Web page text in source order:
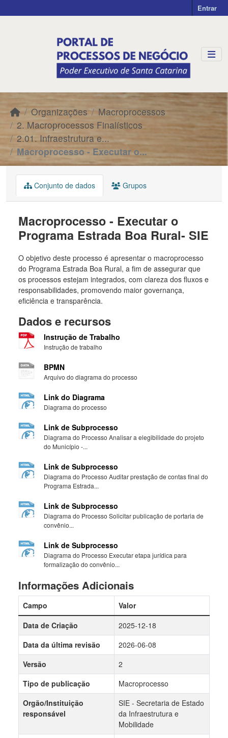
Entrar
Organizações
Macroprocessos
2. Macroprocessos Finalísticos
2.01. Infraestrutura e...
Macroprocesso - Executar o...
Conjunto de dados Grupos
Macroprocesso - Executar o
Programa Estrada Boa Rural- SIE
O objetivo deste processo é apresentar o macroprocesso
do Programa Estrada Boa Rural, a fim de assegurar que
os processos estejam integrados, com clareza dos fluxos e
responsabilidades, promovendo maior governança,
eficiência e transparência.
Dados e recursos
Instrução de Trabalho
Instrução de trabalho
BPMN
Arquivo do diagrama do processo
Link do Diagrama
Diagrama do processo
Link de Subprocesso
Diagrama do Processo Analisar a elegibilidade do projeto
do Município -...
Link de Subprocesso
Diagrama do Processo Auditar prestação de contas final do
Programa Estrada...
Link de Subprocesso
Diagrama do Processo Solicitar publicação de portaria de
convênio...
Link de Subprocesso
Diagrama do Processo Executar etapa jurídica para
formalização do convênio...
Informações Adicionais
Campo
Valor
Data de Criação
2025-12-18
Data da última revisão
2026-06-08
Versão
2
Tipo de publicação
Macroprocesso
Orgão/Instituição
responsável
SIE - Secretaria de Estado
da Infraestrutura e
Mobilidade